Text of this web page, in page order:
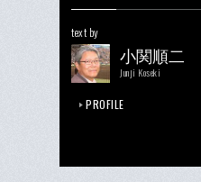
text by
小関順二
Junji Koseki
PROFILE